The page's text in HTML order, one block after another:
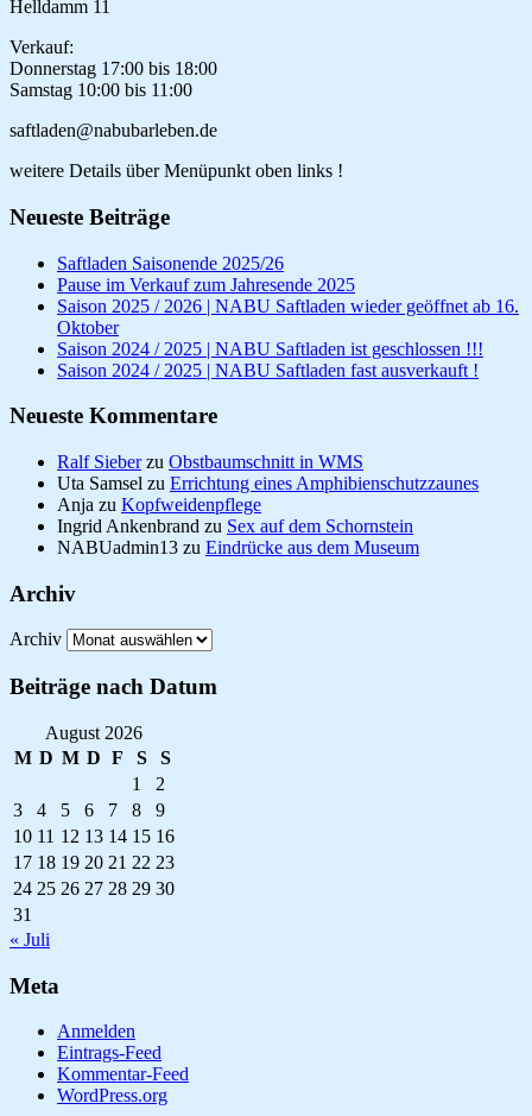
Helldamm 11
Verkauf:
Donnerstag 17:00 bis 18:00
Samstag 10:00 bis 11:00
saftladen@nabubarleben.de
weitere Details über Menüpunkt oben links !
Neueste Beiträge
Saftladen Saisonende 2025/26
Pause im Verkauf zum Jahresende 2025
Saison 2025 / 2026 | NABU Saftladen wieder geöffnet ab 16.
Oktober
Saison 2024 / 2025 | NABU Saftladen ist geschlossen !!!
Saison 2024 / 2025 | NABU Saftladen fast ausverkauft !
Neueste Kommentare
Ralf Sieberzu Obstbaumschnitt in WMS
Uta Samsel zu Errichtung eines Amphibienschutzzaunes
Anja zu Kopfweidenpflege
Ingrid Ankenbrand zu Sex auf dem Schornstein
NABUadmin13 zu Eindrücke aus dem Museum
Archiv
Archiv
Beiträge nach Datum
August 2026
M D M D F S
S
1
2
3
4 5 6 7 8
9
10 11 12 13 14 15 16
17 18 19 20 21 22 23
24 25 26 27 28 29 30
31
« Juli
Meta
Anmelden
Eintrags-Feed
Kommentar-Feed
WordPress.org